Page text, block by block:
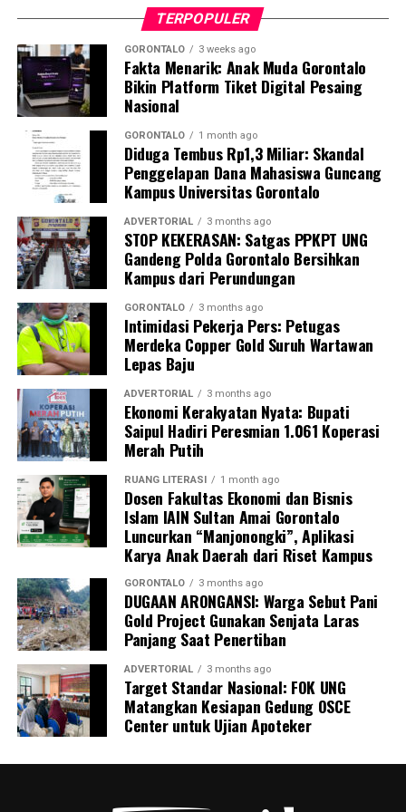
tersebut memiliki bobot sekitar 50 kilogram dan berisi
butiran putih menyerupai batu.
Guna memastikan kandungan material di dalamnya,
penyidik Subdit Gakkum Ditpolairud Polda Gorontalo
langsung mengirimkan sampel ke Laboratorium
Forensik (Labfor) Polda Sulawesi Utara di Manado. Hasil
pengujian laboratorium mengonfirmasi secara
meyakinkan bahwa butiran putih dalam 39 karung
tersebut positif mengandung sianida.
Selain menyita 1,9 ton sianida, polisi turut
mengamankan bangkai kapal “SAR.01.1824” yang telah
rusak, beserta sisa serpihan dan mesin kapal sebagai
barang bukti.
Hingga saat ini, pihak kepolisian tengah melakukan
penyelidikan intensif dan memburu pihak-pihak yang
bertanggung jawab atas kepemilikan serta aktivitas
pengangkutan barang berbahaya tersebut. Sedikitnya
enam orang saksi telah dimintai keterangan resmi,
termasuk personel Ditpolairud yang tiba pertama di
lokasi, Kepala Desa Motihelumo, warga pelapor, serta
masyarakat sekitar.
Peristiwa ini dipastikan melanggar sejumlah ketentuan
pidana berlapis. Para pelaku terancam dijerat atas
tindak pidana pengangkutan barang berbahaya tanpa
proses kepabeanan, pelanggaran pelayaran,
perdagangan tanpa izin resmi, serta pelanggaran
Undang-Undang Perlindungan Konsumen karena
memanipulasi label dan kemasan barang.
Menutup keterangannya, Kombes Devy mengimbau
seluruh masyarakat pesisir Gorontalo untuk terus
TERPOPULER
GORONTALO 3 weeks ago
Fakta Menarik: Anak Muda Gorontalo
Bikin Platform Tiket Digital Pesaing
Nasional
GORONTALO 1 month ago
Diduga Tembus Rp1,3 Miliar: Skandal
Penggelapan Dana Mahasiswa Guncang
Kampus Universitas Gorontalo
ADVERTORIAL 3 months ago
STOP KEKERASAN: Satgas PPKPT UNG
Gandeng Polda Gorontalo Bersihkan
Kampus dari Perundungan
GORONTALO 3 months ago
Intimidasi Pekerja Pers: Petugas
Merdeka Copper Gold Suruh Wartawan
Lepas Baju
ADVERTORIAL 3 months ago
Ekonomi Kerakyatan Nyata: Bupati
Saipul Hadiri Peresmian 1.061 Koperasi
Merah Putih
RUANG LITERASI 1 month ago
Dosen Fakultas Ekonomi dan Bisnis
Islam IAIN Sultan Amai Gorontalo
Luncurkan “Manjonongki”, Aplikasi
Karya Anak Daerah dari Riset Kampus
GORONTALO 3 months ago
DUGAAN ARONGANSI: Warga Sebut Pani
Gold Project Gunakan Senjata Laras
Panjang Saat Penertiban
ADVERTORIAL 3 months ago
Target Standar Nasional: FOK UNG
Matangkan Kesiapan Gedung OSCE
Center untuk Ujian Apoteker